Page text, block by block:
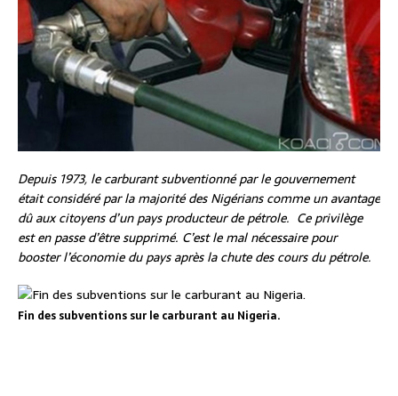
Depuis 1973, le carburant subventionné par le gouvernement
était considéré par la majorité des Nigérians comme un avantage
dû aux citoyens d’un pays producteur de pétrole. Ce privilège
est en passe d’être supprimé. C’est le mal nécessaire pour
booster l’économie du pays après la chute des cours du pétrole.
Fin des subventions sur le carburant au Nigeria.